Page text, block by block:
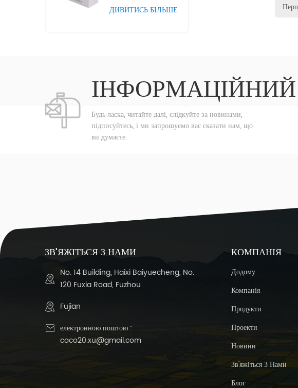
ДИВИТИСЬ БІЛЬШЕ
Будь ласка, читайте далі, слідкуйте за новинами,
підписуйтесь, і ми запрошуємо вас сказати нам, що
ви думаєте.
ЗВ'ЯЖІТЬСЯ З НАМИ
No. 14 Building, Haixi Baiyuecheng, No.
120 Fuxia Road, Fuzhou
Fujian
електронною поштою :
coco20.xu@gmail.com
КОМПАНІЯ
Додому
Компанія
Продукти
Проекти
Новини
Зв'яжіться З Нами
Блог